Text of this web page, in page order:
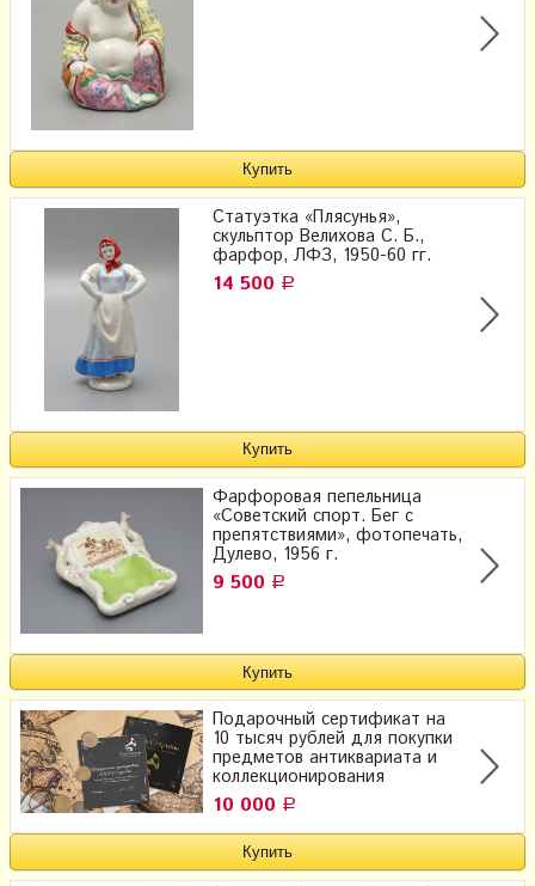
Статуэтка «Плясунья»,
скульптор Велихова С. Б.,
фарфор, ЛФЗ, 1950-60 гг.
14 500 Р
Фарфоровая пепельница
«Советский спорт. Бег с
препятствиями», фотопечать,
Дулево, 1956 г.
9 500 Р
Подарочный сертификат на
10 тысяч рублей для покупки
предметов антиквариата и
коллекционирования
10 000 Р